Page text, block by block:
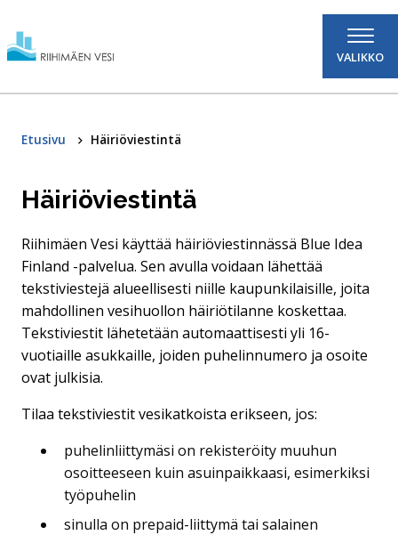
VALIKKO
Etusivu Häiriöviestintä
Häiriöviestintä
Riihimäen Vesi käyttää häiriöviestinnässä Blue Idea
Finland -palvelua. Sen avulla voidaan lähettää
tekstiviestejä alueellisesti niille kaupunkilaisille, joita
mahdollinen vesihuollon häiriötilanne koskettaa.
Tekstiviestit lähetetään automaattisesti yli 16-
vuotiaille asukkaille, joiden puhelinnumero ja osoite
ovat julkisia.
Tilaa tekstiviestit vesikatkoista erikseen, jos:
puhelinliittymäsi on rekisteröity muuhun
osoitteeseen kuin asuinpaikkaasi, esimerkiksi
työpuhelin
sinulla on prepaid-liittymä tai salainen